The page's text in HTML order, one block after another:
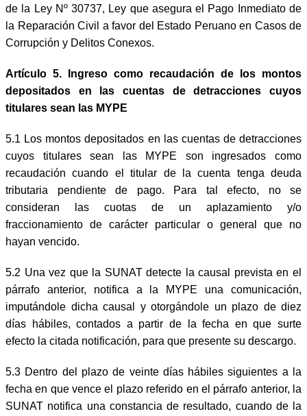
de la Ley Nº 30737, Ley que asegura el Pago Inmediato de
la Reparación Civil a favor del Estado Peruano en Casos de
Corrupción y Delitos Conexos.
Artículo 5. Ingreso como recaudación de los montos
depositados en las cuentas de detracciones cuyos
titulares sean las MYPE
5.1 Los montos depositados en las cuentas de detracciones
cuyos titulares sean las MYPE son ingresados como
recaudación cuando el titular de la cuenta tenga deuda
tributaria pendiente de pago. Para tal efecto, no se
consideran las cuotas de un aplazamiento y/o
fraccionamiento de carácter particular o general que no
hayan vencido.
5.2 Una vez que la SUNAT detecte la causal prevista en el
párrafo anterior, notifica a la MYPE una comunicación,
imputándole dicha causal y otorgándole un plazo de diez
días hábiles, contados a partir de la fecha en que surte
efecto la citada notificación, para que presente su descargo.
5.3 Dentro del plazo de veinte días hábiles siguientes a la
fecha en que vence el plazo referido en el párrafo anterior, la
SUNAT notifica una constancia de resultado, cuando de la